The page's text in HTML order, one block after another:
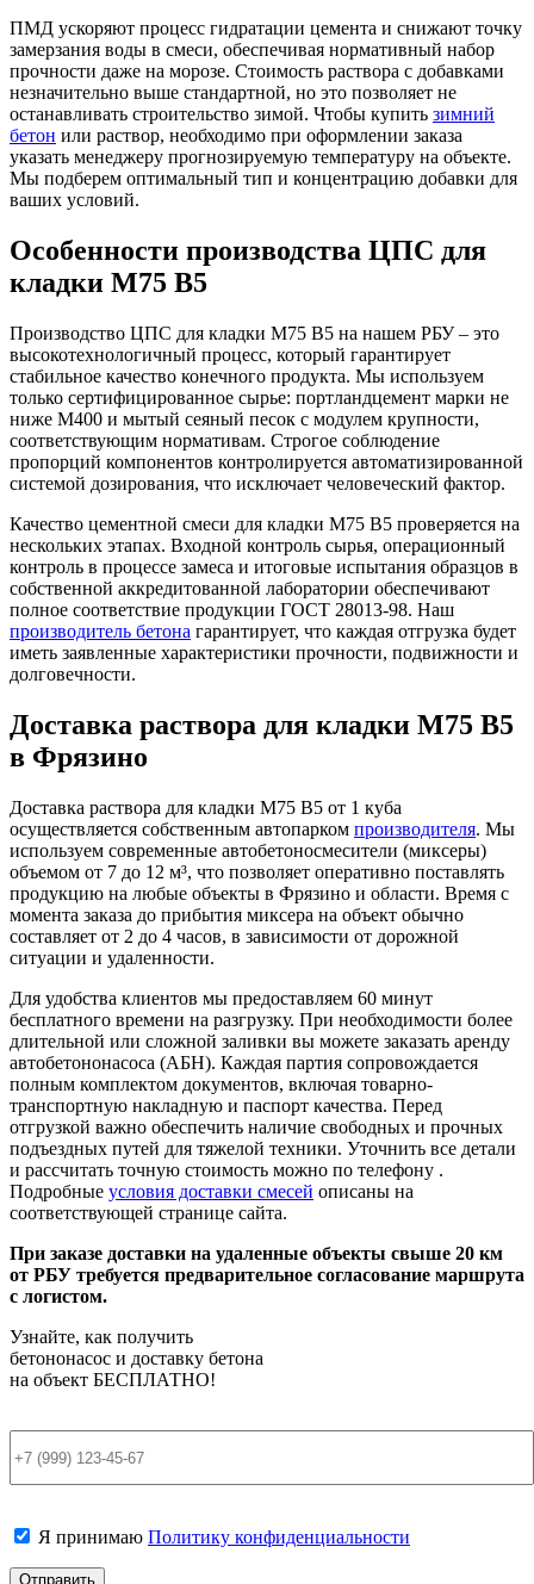
ПМД ускоряют процесс гидратации цемента и снижают точку
замерзания воды в смеси, обеспечивая нормативный набор
прочности даже на морозе. Стоимость раствора с добавками
незначительно выше стандартной, но это позволяет не
останавливать строительство зимой. Чтобы купить зимний
бетон или раствор, необходимо при оформлении заказа
указать менеджеру прогнозируемую температуру на объекте.
Мы подберем оптимальный тип и концентрацию добавки для
ваших условий.
Особенности производства ЦПС для
кладки М75 B5
Производство ЦПС для кладки М75 B5 на нашем РБУ – это
высокотехнологичный процесс, который гарантирует
стабильное качество конечного продукта. Мы используем
только сертифицированное сырье: портландцемент марки не
ниже М400 и мытый сеяный песок с модулем крупности,
соответствующим нормативам. Строгое соблюдение
пропорций компонентов контролируется автоматизированной
системой дозирования, что исключает человеческий фактор.
Качество цементной смеси для кладки М75 B5 проверяется на
нескольких этапах. Входной контроль сырья, операционный
контроль в процессе замеса и итоговые испытания образцов в
собственной аккредитованной лаборатории обеспечивают
полное соответствие продукции ГОСТ 28013-98. Наш
производитель бетона гарантирует, что каждая отгрузка будет
иметь заявленные характеристики прочности, подвижности и
долговечности.
Доставка раствора для кладки М75 B5
в Фрязино
Доставка раствора для кладки М75 B5 от 1 куба
осуществляется собственным автопарком производителя. Мы
используем современные автобетоносмесители (миксеры)
объемом от 7 до 12 м³, что позволяет оперативно поставлять
продукцию на любые объекты в Фрязино и области. Время с
момента заказа до прибытия миксера на объект обычно
составляет от 2 до 4 часов, в зависимости от дорожной
ситуации и удаленности.
Для удобства клиентов мы предоставляем 60 минут
бесплатного времени на разгрузку. При необходимости более
длительной или сложной заливки вы можете заказать аренду
автобетононасоса (АБН). Каждая партия сопровождается
полным комплектом документов, включая товарно-
транспортную накладную и паспорт качества. Перед
отгрузкой важно обеспечить наличие свободных и прочных
подъездных путей для тяжелой техники. Уточнить все детали
и рассчитать точную стоимость можно по телефону .
Подробные условия доставки смесей описаны на
соответствующей странице сайта.
При заказе доставки на удаленные объекты свыше 20 км
от РБУ требуется предварительное согласование маршрута
с логистом.
Узнайте, как получить
бетононасос и доставку бетона
на объект БЕСПЛАТНО!
Я принимаю Политику конфиденциальности